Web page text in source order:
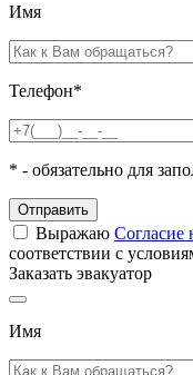
Имя
Телефон*
* - обязательно для
Отправить
Выражаю Согласие
соответствии с
Заказать эвакуатор
Имя